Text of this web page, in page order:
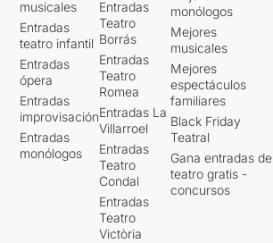
musicales
Entradas
teatro infantil
Entradas
ópera
Entradas
improvisación
Entradas
monólogos
Entradas
Teatro
Borrás
Entradas
Teatro
Romea
Entradas La
Villarroel
Entradas
Teatro
Condal
Entradas
Teatro
Victòria
monólogos
Mejores
musicales
Mejores
espectáculos
familiares
Black Friday
Teatral
Gana entradas de
teatro gratis -
concursos